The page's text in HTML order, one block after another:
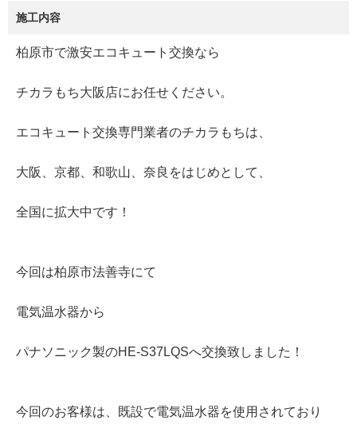
施工内容
柏原市で激安エコキュート交換なら
チカラもち大阪店にお任せください。
エコキュート交換専門業者のチカラもちは、
大阪、京都、和歌山、奈良をはじめとして、
全国に拡大中です！
今回は柏原市法善寺にて
電気温水器から
パナソニック製のHE-S37LQSへ交換致しました！
今回のお客様は、既設で電気温水器を使用されており